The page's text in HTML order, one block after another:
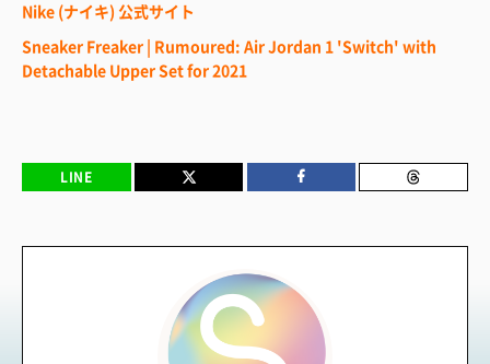
Nike (ナイキ) 公式サイト
Sneaker Freaker | Rumoured: Air Jordan 1 'Switch' with
Detachable Upper Set for 2021
LINE